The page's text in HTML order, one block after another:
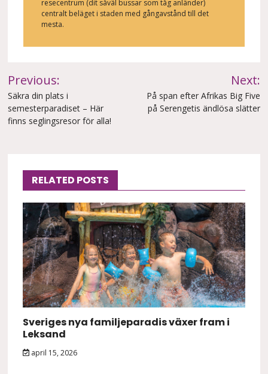
resecentrum (dit såväl bussar som tåg anländer)
centralt beläget i staden med gångavstånd till det
mesta.
Inläggsnavigering
Previous:
Säkra din plats i
semesterparadiset – Här
finns seglingsresor för alla!
Next:
På span efter Afrikas Big Five
på Serengetis ändlösa slätter
RELATED POSTS
Sveriges nya familjeparadis växer fram i
Leksand
april 15, 2026